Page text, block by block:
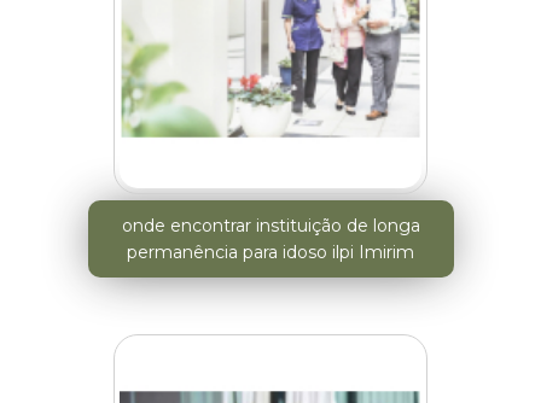
onde encontrar instituição de longa
permanência para idoso ilpi Imirim